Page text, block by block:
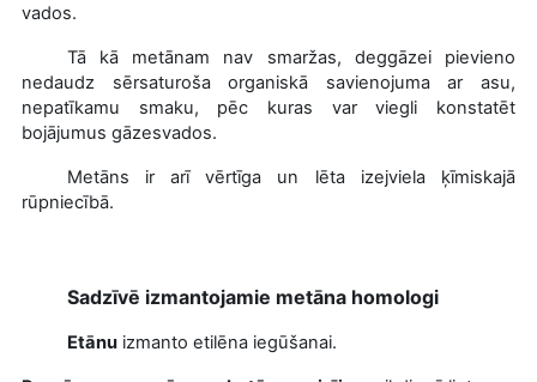
vados.
Tā kā metānam nav smaržas, deggāzei pievieno
nedaudz sērsaturoša organiskā savienojuma ar asu,
nepatīkamu smaku, pēc kuras var viegli konstatēt
bojājumus gāzesvados.
Metāns ir arī vērtīga un lēta izejviela ķīmiskajā
rūpniecībā.
Sadzīvē izmantojamie metāna homologi
Etānuizmanto etilēna iegūšanai.